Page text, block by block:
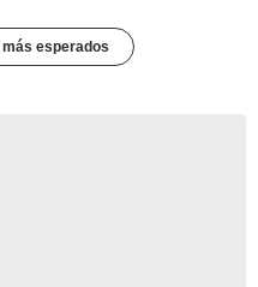
esperados